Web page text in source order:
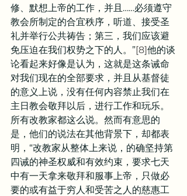
修、默想上帝的工作，并且……必须遵守
教会所制定的合宜秩序，听道、接受圣
礼并举行公共祷告；第三，我们应该避
免压迫在我们权势之下的人。”[8]他的谈
论看起来好像是认为，这就是这条诫命
对我们现在的全部要求，并且从基督徒
的意义上说，没有任何内容禁止我们在
主日教会敬拜以后，进行工作和玩乐。
所有改教家都这么说。然而有意思的
是，他们的说法在其他背景下，却都表
明，“改教家从整体上来说，的确坚持第
四诫的神圣权威和有效约束，要求七天
中有一天拿来敬拜和服事上帝，只做必
要的或有益于穷人和受苦之人的慈惠工